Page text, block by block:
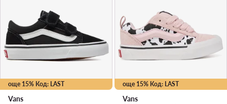
още 15% Код: LAST
Vans
още 15% Код: LAST
Vans